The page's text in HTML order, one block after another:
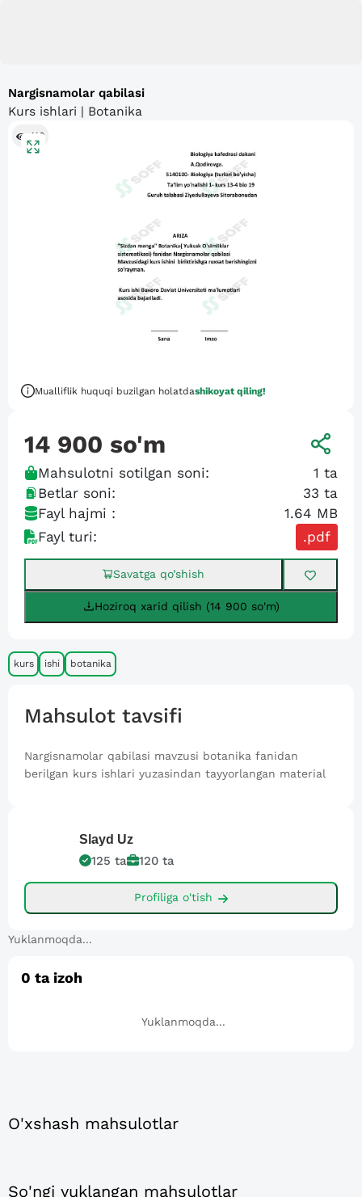
Nargisnamolar qabilasi
Kurs ishlari | Botanika
410
Mualliflik huquqi buzilgan holatdashikoyat qiling!
14 900 so'm
Mahsulotni sotilgan soni: 1 ta
Betlar soni:
33 ta
Fayl hajmi :
1.64 MB
Fayl turi:
.pdf
Savatga qo’shish
Hoziroq xarid qilish (14 900 so'm)
kurs ishi botanika
Mahsulot tavsifi
Nargisnamolar qabilasi mavzusi botanika fanidan
berilgan kurs ishlari yuzasindan tayyorlangan material
Slayd Uz
125 ta 120 ta
Profiliga o'tish
Yuklanmoqda...
0 ta izoh
Yuklanmoqda...
O'xshash mahsulotlar
So'ngi yuklangan mahsulotlar